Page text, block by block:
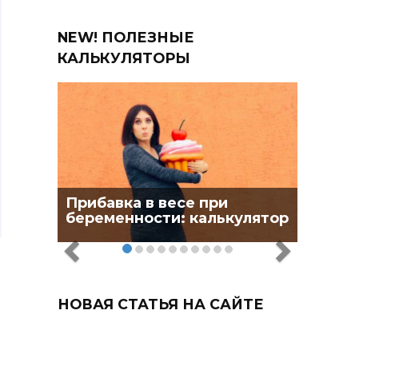
NEW! ПОЛЕЗНЫЕ
КАЛЬКУЛЯТОРЫ
Прибавка в весе при
беременности: калькулятор
НОВАЯ СТАТЬЯ НА САЙТЕ